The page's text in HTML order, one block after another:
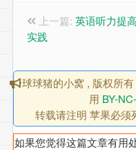
上一篇: 英语听力提
实践
球球猪的小窝 , 版权所
用 BY-
转载请注明 苹果必须
如果您觉得这篇文章有用